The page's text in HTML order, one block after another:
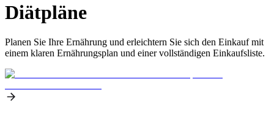
Diätpläne
Planen Sie Ihre Ernährung und erleichtern Sie sich den Einkauf mit
einem klaren Ernährungsplan und einer vollständigen Einkaufsliste.